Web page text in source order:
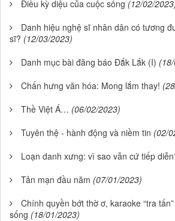
Điều kỳ diệu của cuộc sống (12/02/
Danh hiệu nghệ sĩ nhân dân có tương
sĩ? (12/03/2023)
Danh mục bài đăng báo Đắk Lắk (I)
Chấn hưng văn hóa: Mong lắm thay!
Thề Việt Á… (06/02/2023)
Tuyên thệ - hành động và niềm tin (02/
Loạn danh xưng: vì sao vẫn cứ tiếp
Tản mạn đầu năm (07/01/2023)
Chính quyền bớt thờ ơ, karaoke “tra
sống (18/01/2023)